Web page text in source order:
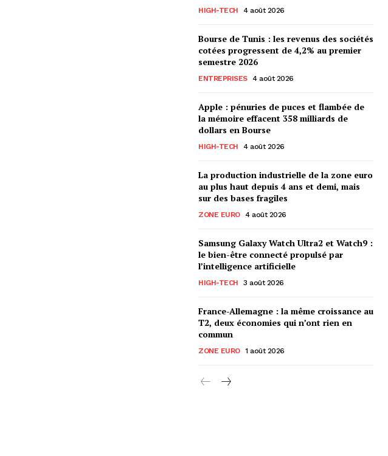
HIGH-TECH 4 août 2026
Bourse de Tunis : les revenus des sociétés
cotées progressent de 4,2% au premier
semestre 2026
ENTREPRISES 4 août 2026
Apple : pénuries de puces et flambée de
la mémoire effacent 358 milliards de
dollars en Bourse
HIGH-TECH 4 août 2026
La production industrielle de la zone euro
au plus haut depuis 4 ans et demi, mais
sur des bases fragiles
ZONE EURO 4 août 2026
Samsung Galaxy Watch Ultra2 et Watch9 :
le bien-être connecté propulsé par
l’intelligence artificielle
HIGH-TECH 3 août 2026
France-Allemagne : la même croissance au
T2, deux économies qui n’ont rien en
commun
ZONE EURO 1 août 2026